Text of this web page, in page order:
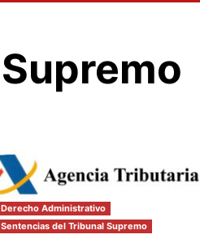
Derecho Administrativo
Sentencias del Tribunal Supremo